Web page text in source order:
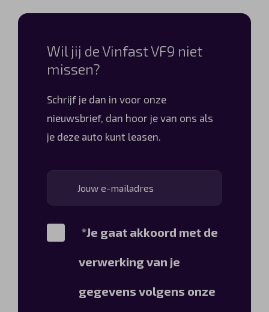
Wil jij de Vinfast VF9 niet
missen?
Schrijf je dan in voor onze
nieuwsbrief, dan hoor je van ons als
je deze auto kunt leasen.
*Je gaat akkoord met de
verwerking van je
gegevens volgens onze